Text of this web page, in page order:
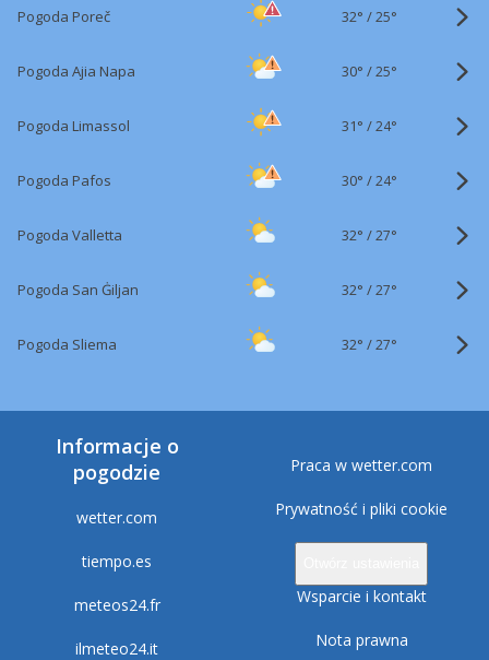
Pogoda Poreč 32° /25°
Pogoda Ajia Napa 30° /25°
Pogoda Limassol 31° /24°
Pogoda Pafos 30° /24°
Pogoda Valletta 32° /27°
Pogoda San Ġiljan 32° /27°
Pogoda Sliema 32° /27°
Informacje o
pogodzie
wetter.com
tiempo.es
meteos24.fr
ilmeteo24.it
Praca w wetter.com
Prywatność i pliki cookie
Wsparcie i kontakt
Nota prawna